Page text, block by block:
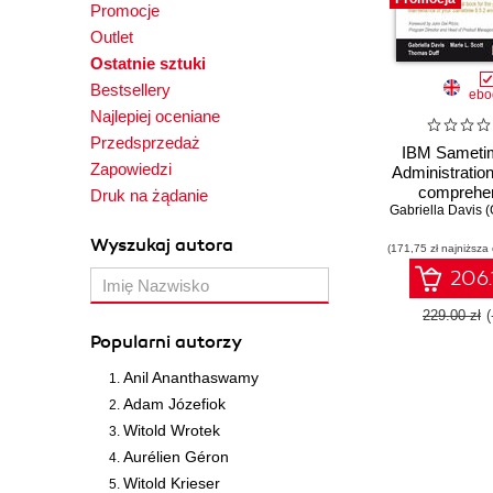
Promocje
Outlet
Ostatnie sztuki
Bestsellery
Najlepiej oceniane
Przedsprzedaż
Zapowiedzi
Druk na żądanie
Wyszukaj autora
Popularni autorzy
Anil Ananthaswamy
Adam Józefiok
Witold Wrotek
Aurélien Géron
Witold Krieser
IBM
practical
and
your
Gabriella Davis
(171,75 zł
229.00 zł